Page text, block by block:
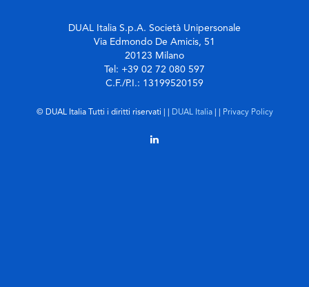
DUAL Italia S.p.A. Società Unipersonale
Via Edmondo De Amicis, 51
20123 Milano
Tel: +39 02 72 080 597
C.F./P.I.: 13199520159
© DUAL Italia Tutti i diritti riservati | | DUAL Italia| | Privacy Policy